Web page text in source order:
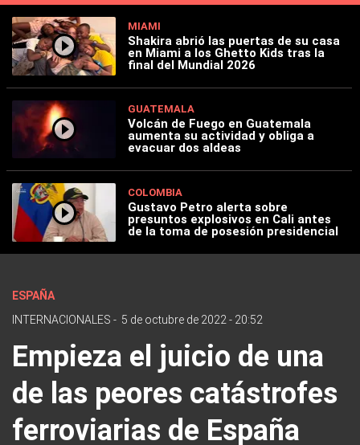
MIAMI
Shakira abrió las puertas de su casa
en Miami a los Ghetto Kids tras la
final del Mundial 2026
GUATEMALA
Volcán de Fuego en Guatemala
aumenta su actividad y obliga a
evacuar dos aldeas
COLOMBIA
Gustavo Petro alerta sobre
presuntos explosivos en Cali antes
de la toma de posesión presidencial
ESPAÑA
INTERNACIONALES - 5 de octubre de 2022 - 20:52
Empieza el juicio de una
de las peores catástrofes
ferroviarias de España